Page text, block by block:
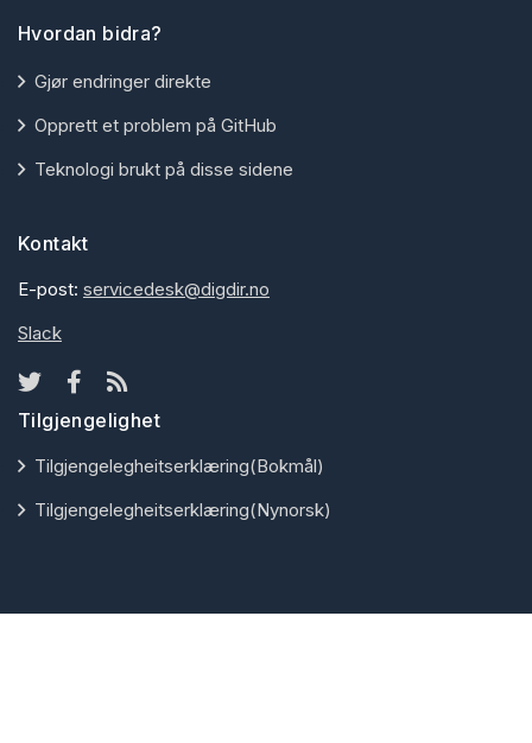
Hvordan bidra?
Gjør endringer direkte
Opprett et problem på GitHub
Teknologi brukt på disse sidene
Kontakt
E-post: servicedesk@digdir.no
Slack
Tilgjengelighet
Tilgjengelegheitserklæring(Bokmål)
Tilgjengelegheitserklæring(Nynorsk)